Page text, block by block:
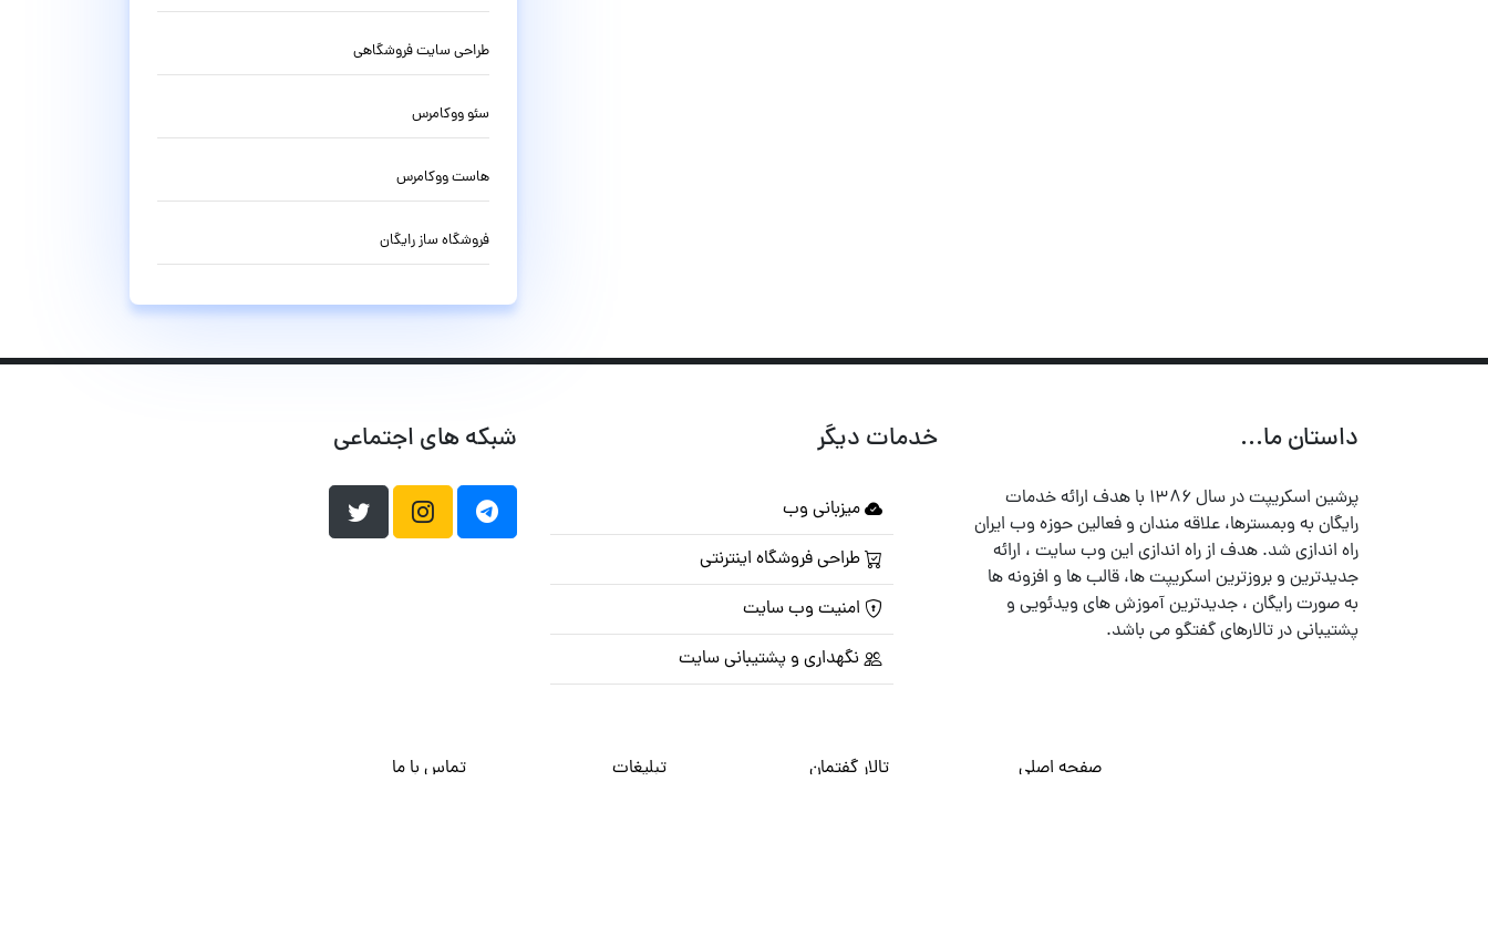
طراحی سایت فروشگاهی
سئو ووکامرس
هاست ووکامرس
فروشگاه ساز رایگان
داستان ما...
پرشین اسکریپت در سال ۱۳۸۶ با هدف ارائه خدمات
رایگان به وبمسترها، علاقه مندان و فعالین حوزه وب ایران
راه اندازی شد. هدف از راه اندازی این وب سایت ، ارائه
جدیدترین و بروزترین اسکریپت ها، قالب ها و افزونه ها
به صورت رایگان ، جدیدترین آموزش های ویدئویی و
پشتیبانی در تالارهای گفتگو می باشد.
خدمات دیگر
میزبانی وب
طراحی فروشگاه اینترنتی
امنیت وب سایت
نگهداری و پشتیبانی سایت
شبکه های اجتماعی
صفحه اصلی تالار گفتمان تبلیغات تماس با ما